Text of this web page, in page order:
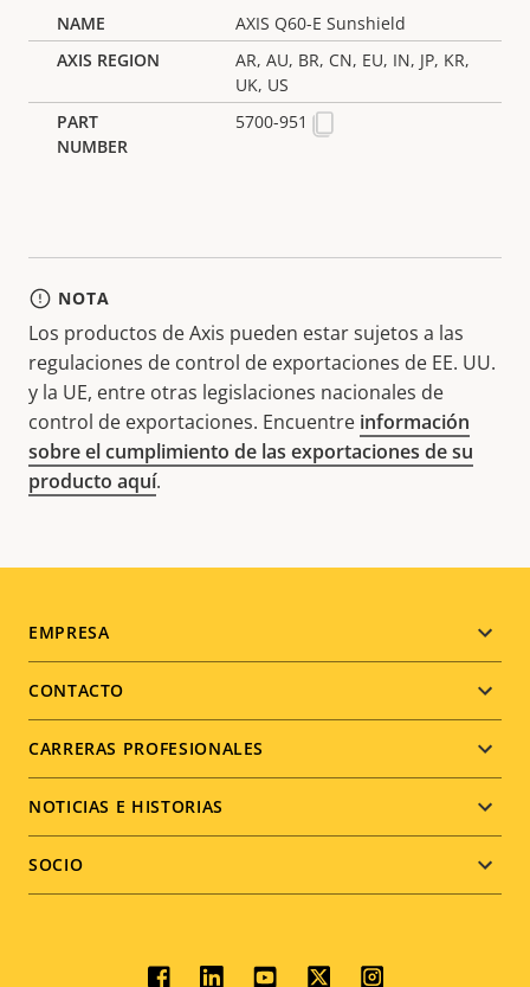
AXIS Q60-E Sunshield
AR, AU, BR, CN, EU, IN, JP, KR,
UK, US
5700-951
NOTA
Los productos de Axis pueden estar sujetos a las
regulaciones de control de exportaciones de EE. UU.
y la UE, entre otras legislaciones nacionales de
control de exportaciones. Encuentre información
sobre el cumplimiento de las exportaciones de su
producto aquí.
Footer
menu
EMPRESA
CONTACTO
CARRERAS PROFESIONALES
NOTICIAS E HISTORIAS
SOCIO